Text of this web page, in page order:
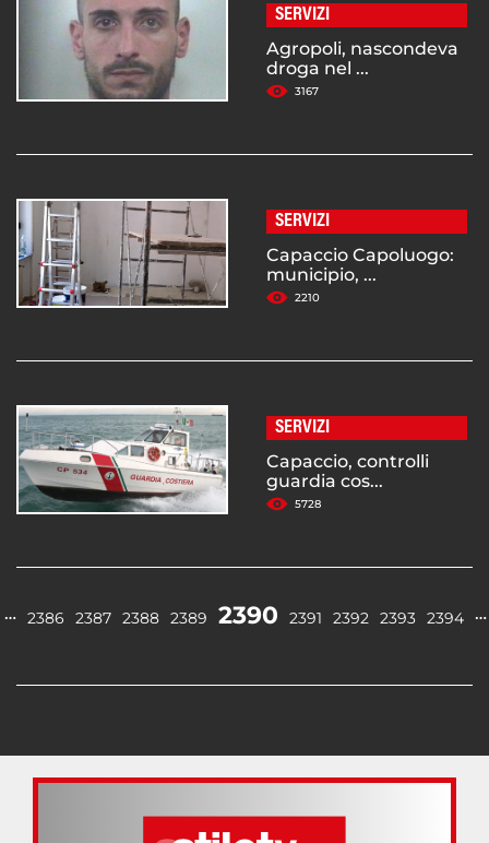
SERVIZI
Agropoli, nascondeva
droga nel ...
3167
SERVIZI
Capaccio Capoluogo:
municipio, ...
2210
SERVIZI
Capaccio, controlli
guardia cos...
5728
… 2386 2387 2388 2389 2390 2391 2392 2393 2394 …